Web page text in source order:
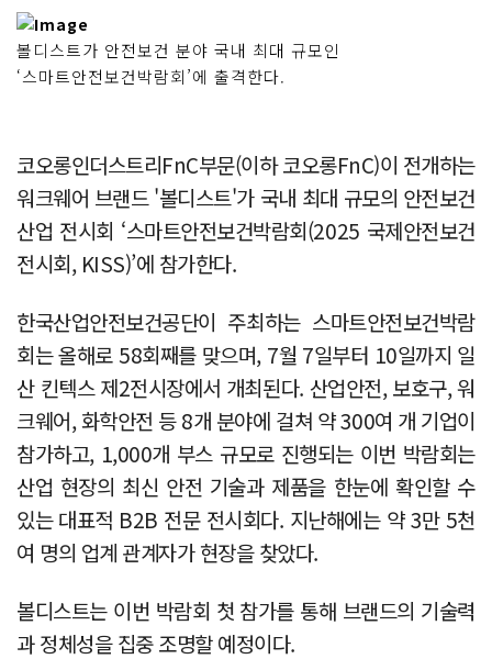
볼디스트가 안전보건 분야 국내 최대 규모인
‘스마트안전보건박람회’에 출격한다.
코오롱인더스트리FnC부문(이하 코오롱FnC)이 전개하는
워크웨어 브랜드 '볼디스트'가 국내 최대 규모의 안전보건
산업 전시회 ‘스마트안전보건박람회(2025 국제안전보건
전시회, KISS)’에 참가한다.
한국산업안전보건공단이 주최하는 스마트안전보건박람
회는 올해로 58회째를 맞으며, 7월 7일부터 10일까지 일
산 킨텍스 제2전시장에서 개최된다. 산업안전, 보호구, 워
크웨어, 화학안전 등 8개 분야에 걸쳐 약 300여 개 기업이
참가하고, 1,000개 부스 규모로 진행되는 이번 박람회는
산업 현장의 최신 안전 기술과 제품을 한눈에 확인할 수
있는 대표적 B2B 전문 전시회다. 지난해에는 약 3만 5천
여 명의 업계 관계자가 현장을 찾았다.
볼디스트는 이번 박람회 첫 참가를 통해 브랜드의 기술력
과 정체성을 집중 조명할 예정이다.